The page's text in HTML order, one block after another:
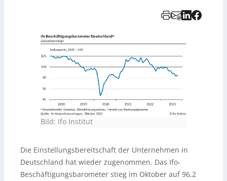
Bild: Ifo Institut
Die Einstellungsbereitschaft der Unternehmen in
Deutschland hat wieder zugenommen. Das Ifo-
Beschäftigungsbarometer stieg im Oktober auf 96,2